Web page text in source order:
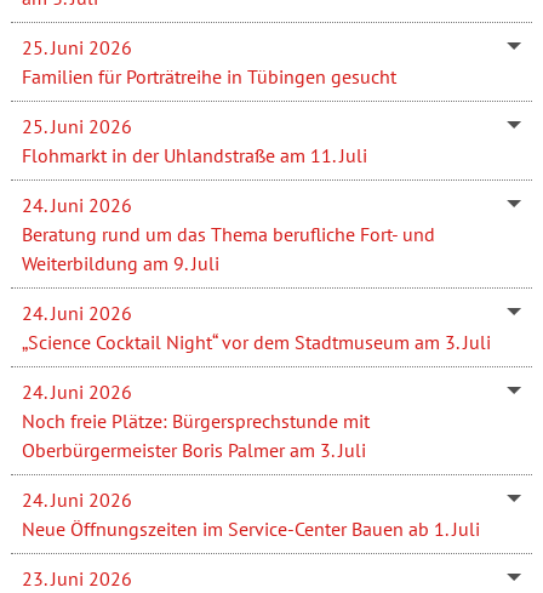
25. Juni 2026
Familien für Porträtreihe in Tübingen gesucht
25. Juni 2026
Flohmarkt in der Uhlandstraße am 11. Juli
24. Juni 2026
Beratung rund um das Thema berufliche Fort- und
Weiterbildung am 9. Juli
24. Juni 2026
„Science Cocktail Night“ vor dem Stadtmuseum am 3. Juli
24. Juni 2026
Noch freie Plätze: Bürgersprechstunde mit
Oberbürgermeister Boris Palmer am 3. Juli
24. Juni 2026
Neue Öffnungszeiten im Service-Center Bauen ab 1. Juli
23. Juni 2026